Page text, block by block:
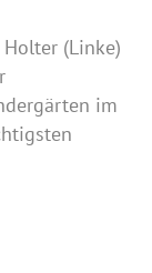
(Linke)
im